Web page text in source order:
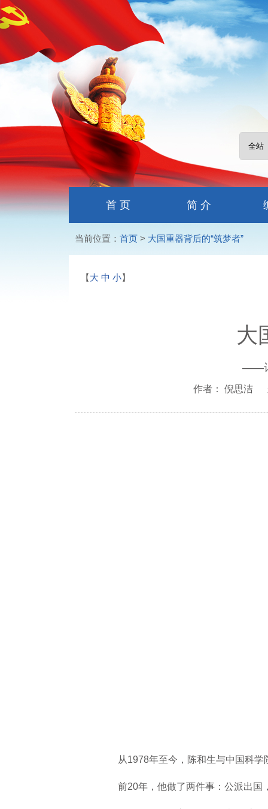
首 页 简 介
当前位置： 首页> 大国重器背后的“筑梦者”
【大 中 小】
大
——
作者： 倪思洁
从1978年至今，陈和生与中国科学
前20年，他做了两件事：公派出国